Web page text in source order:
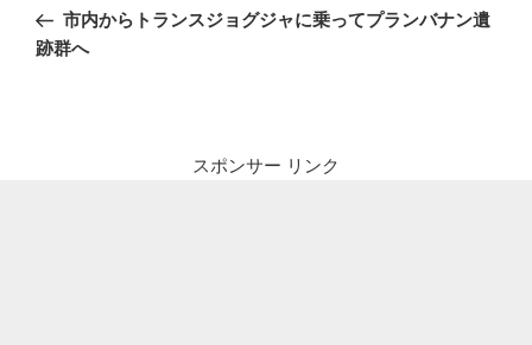
ナ
の
投
市内からトランスジョグジャに乗ってプランバナン遺
跡群へ
スポンサー リンク